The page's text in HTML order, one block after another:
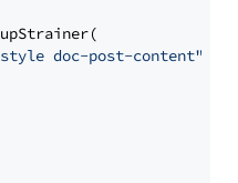
doc-post-content"